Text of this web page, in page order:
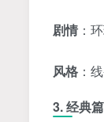
剧情 ：
风格 ：
3. 经典